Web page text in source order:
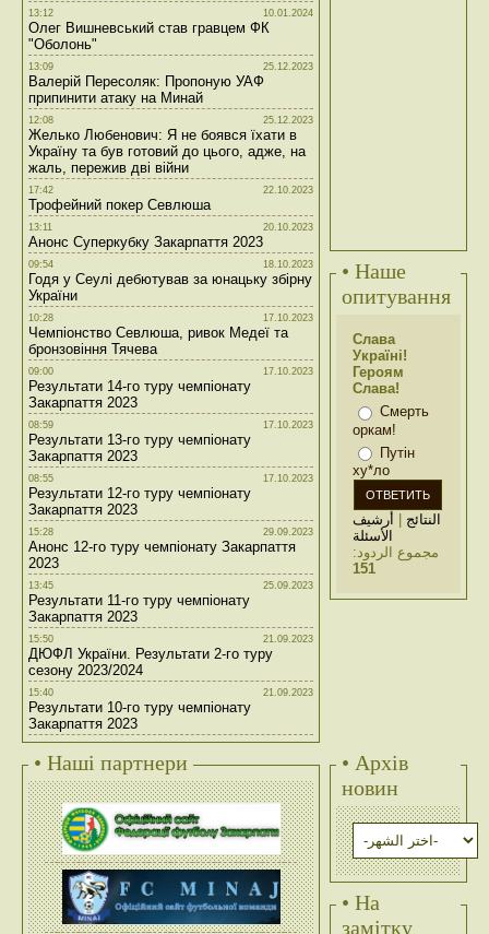
13:12 10.01.2024
Олег Вишневський став гравцем ФК
"Оболонь"
13:09 25.12.2023
Валерій Пересоляк: Пропоную УАФ
припинити атаку на Минай
12:08 25.12.2023
Желько Любенович: Я не боявся їхати в
Україну та був готовий до цього, адже, на
жаль, пережив дві війни
17:42 22.10.2023
Трофейний покер Севлюша
13:11 20.10.2023
Анонс Суперкубку Закарпаття 2023
09:54 18.10.2023
Годя у Сеулі дебютував за юнацьку збірну
України
10:28 17.10.2023
Чемпіонство Севлюша, ривок Медеї та
бронзовіння Тячева
09:00 17.10.2023
Результати 14-го туру чемпіонату
Закарпаття 2023
08:59 17.10.2023
Результати 13-го туру чемпіонату
Закарпаття 2023
08:55 17.10.2023
Результати 12-го туру чемпіонату
Закарпаття 2023
15:28 29.09.2023
Анонс 12-го туру чемпіонату Закарпаття
2023
13:45 25.09.2023
Результати 11-го туру чемпіонату
Закарпаття 2023
15:50 21.09.2023
ДЮФЛ України. Результати 2-го туру
сезону 2023/2024
15:40 21.09.2023
Результати 10-го туру чемпіонату
Закарпаття 2023
• Наше
опитування
Слава
Україні!
Героям
Слава!
Смерть
оркам!
Путін
ху*ло
النتائج | أرشيف
الأسئلة
مجموع الردود:
151
• Наші партнери
• Архів
новин
• На
замітку